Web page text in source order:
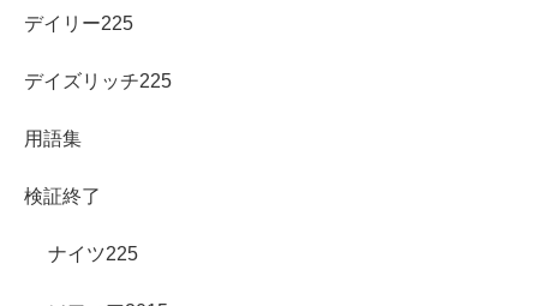
デイリー225
デイズリッチ225
用語集
検証終了
ナイツ225